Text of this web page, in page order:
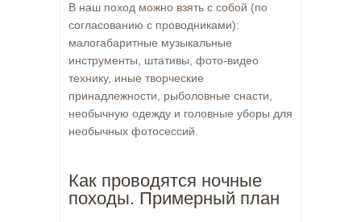
В наш поход можно взять с собой (по
согласованию с проводниками):
малогабаритные музыкальные
инструменты, штативы, фото-видео
технику, иные творческие
принадлежности, рыболовные снасти,
необычную одежду и головные уборы для
необычных фотосессий.
Как проводятся ночные
походы. Примерный план